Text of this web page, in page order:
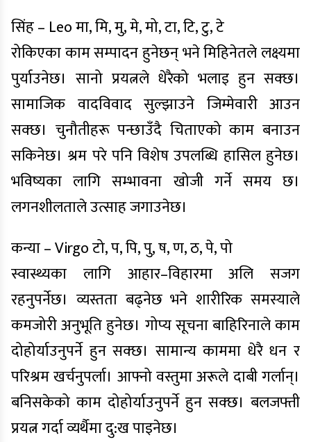
सिंह – Leo मा, मि, मु, मे, मो, टा, टि, टु, टे
रोकिएका काम सम्पादन हुनेछन् भने मिहिनेतले लक्ष्यमा
पुर्याउनेछ। सानो प्रयत्नले धेरैको भलाइ हुन सक्छ।
सामाजिक वादविवाद सुल्झाउने जिम्मेवारी आउन
सक्छ। चुनौतीहरू पन्छाउँदै चिताएको काम बनाउन
सकिनेछ। श्रम परे पनि विशेष उपलब्धि हासिल हुनेछ।
भविष्यका लागि सम्भावना खोजी गर्ने समय छ।
लगनशीलताले उत्साह जगाउनेछ।
कन्या – Virgo टो, प, पि, पु, ष, ण, ठ, पे, पो
स्वास्थ्यका लागि आहार–विहारमा अलि सजग
रहनुपर्नेछ। व्यस्तता बढ्नेछ भने शारीरिक समस्याले
कमजोरी अनुभूति हुनेछ। गोप्य सूचना बाहिरिनाले काम
दोहोर्याउनुपर्ने हुन सक्छ। सामान्य काममा धेरै धन र
परिश्रम खर्चनुपर्ला। आफ्नो वस्तुमा अरूले दाबी गर्लान्।
बनिसकेको काम दोहोर्याउनुपर्ने हुन सक्छ। बलजफ्ती
प्रयत्न गर्दा व्यर्थैमा दु:ख पाइनेछ।